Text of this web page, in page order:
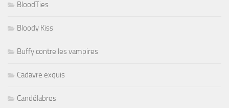
BloodTies
Bloody Kiss
Buffy contre les vampires
Cadavre exquis
Candélabres